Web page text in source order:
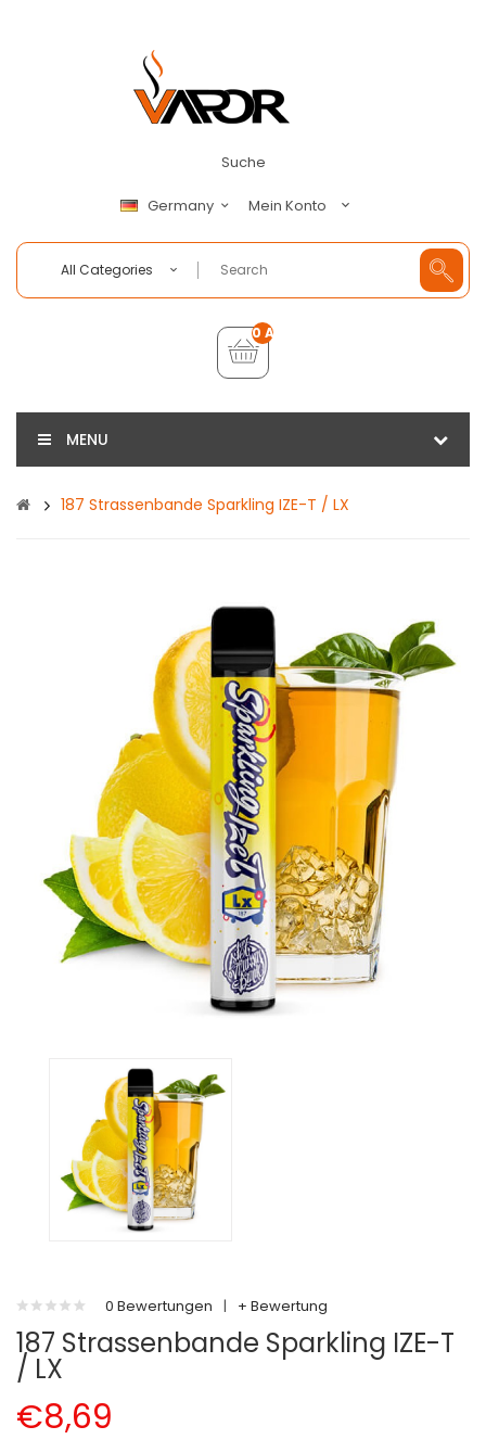
Suche
Germany Mein Konto
All Categories
0 Artikel - €0,00
MENU
187 Strassenbande Sparkling IZE-T / LX
0 Bewertungen | + Bewertung
187 Strassenbande Sparkling IZE-T
/ LX
€8,69